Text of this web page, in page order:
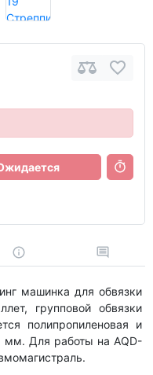
машинка для обвязки
групповой обвязки
полипропиленовая и
мм. Для работы на AQD-